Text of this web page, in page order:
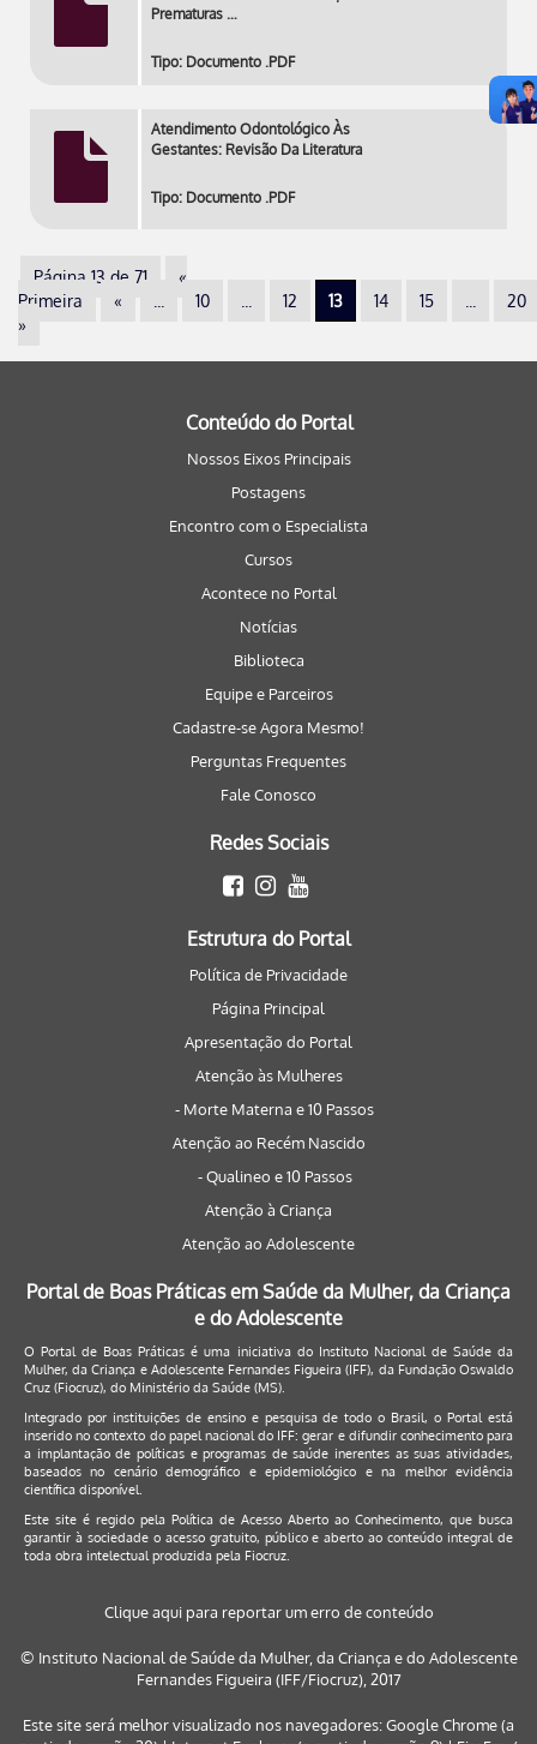
Prematuras …
Tipo: Documento .PDF
Atendimento Odontológico Às
Gestantes: Revisão Da Literatura
Tipo: Documento .PDF
Página 13 de 71
«
Primeira
« 10 12 13 14 15
20
»
Conteúdo do Portal
Nossos Eixos Principais
Postagens
Encontro com o Especialista
Cursos
Acontece no Portal
Notícias
Biblioteca
Equipe e Parceiros
Cadastre-se Agora Mesmo!
Perguntas Frequentes
Fale Conosco
Redes Sociais
Estrutura do Portal
Política de Privacidade
Página Principal
Apresentação do Portal
Atenção às Mulheres
- Morte Materna e 10 Passos
Atenção ao Recém Nascido
- Qualineo e 10 Passos
Atenção à Criança
Atenção ao Adolescente
Portal de Boas Práticas em Saúde da Mulher, da Criança
e do Adolescente
O Portal de Boas Práticas é uma iniciativa do Instituto Nacional de Saúde da
Mulher, da Criança e Adolescente Fernandes Figueira (IFF), da Fundação Oswaldo
Cruz (Fiocruz), do Ministério da Saúde (MS).
Integrado por instituições de ensino e pesquisa de todo o Brasil, o Portal está
inserido no contexto do papel nacional do IFF: gerar e difundir conhecimento para
a implantação de políticas e programas de saúde inerentes as suas atividades,
baseados no cenário demográfico e epidemiológico e na melhor evidência
científica disponível.
Este site é regido pela Política de Acesso Aberto ao Conhecimento, que busca
garantir à sociedade o acesso gratuito, público e aberto ao conteúdo integral de
toda obra intelectual produzida pela Fiocruz.
Clique aqui para reportar um erro de conteúdo
© Instituto Nacional de Saúde da Mulher, da Criança e do Adolescente
Fernandes Figueira (IFF/Fiocruz), 2017
Este site será melhor visualizado nos navegadores: Google Chrome (a